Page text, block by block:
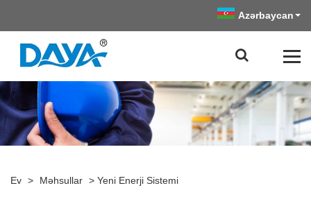
Azərbaycan
Ev > Məhsullar > Yeni Enerji Sistemi